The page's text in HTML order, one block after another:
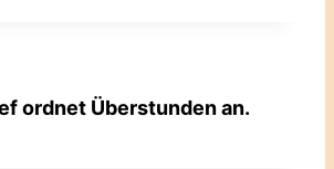
ordnet Überstunden an.